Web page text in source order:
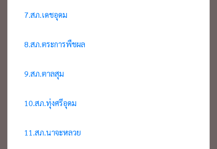
7.สภ.เดชอุดม
8.สภ.ตระการพืชผล
9.สภ.ตาลสุม
10.สภ.ทุ่งศรีอุดม
11.สภ.นาจะหลวย